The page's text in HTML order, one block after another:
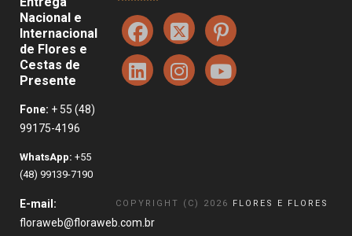
Nacional e
Internacional
de Flores e
Cestas de
Presente
Fone: + 55 (48)
99175-4196
WhatsApp: +55
(48) 99139-7190
E-mail:
floraweb@floraweb.com.br
COPYRIGHT (C) 2026 FLORES E FLORES